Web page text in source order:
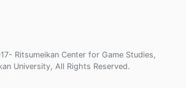
Ritsumeikan Center for Game Studies,
University, All Rights Reserved.